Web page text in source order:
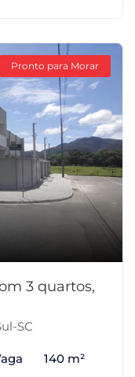
Pronto para Morar
3 quartos,
SC
140 m²